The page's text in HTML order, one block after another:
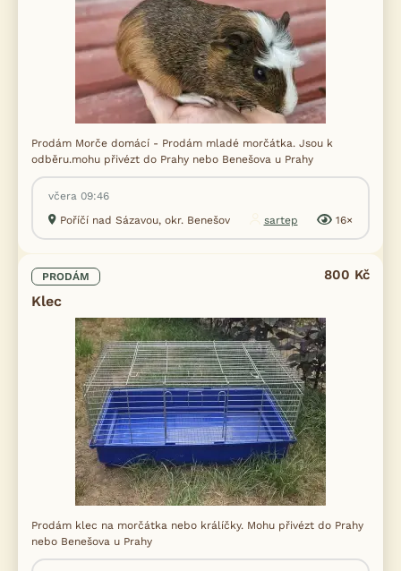
Prodám Morče domácí - Prodám mladé morčátka. Jsou k
odběru.mohu přivézt do Prahy nebo Benešova u Prahy
včera 09:46
Poříčí nad Sázavou, okr. Benešov
sartep 16×
PRODÁM
Klec
800 Kč
Prodám klec na morčátka nebo králíčky. Mohu přivézt do Prahy
nebo Benešova u Prahy